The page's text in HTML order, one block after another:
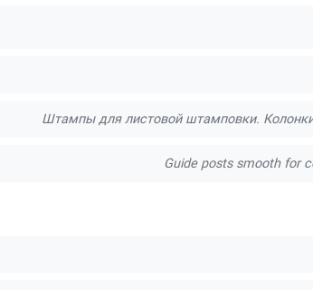
Штампы для листовой штамповки.
Guide posts smooth for